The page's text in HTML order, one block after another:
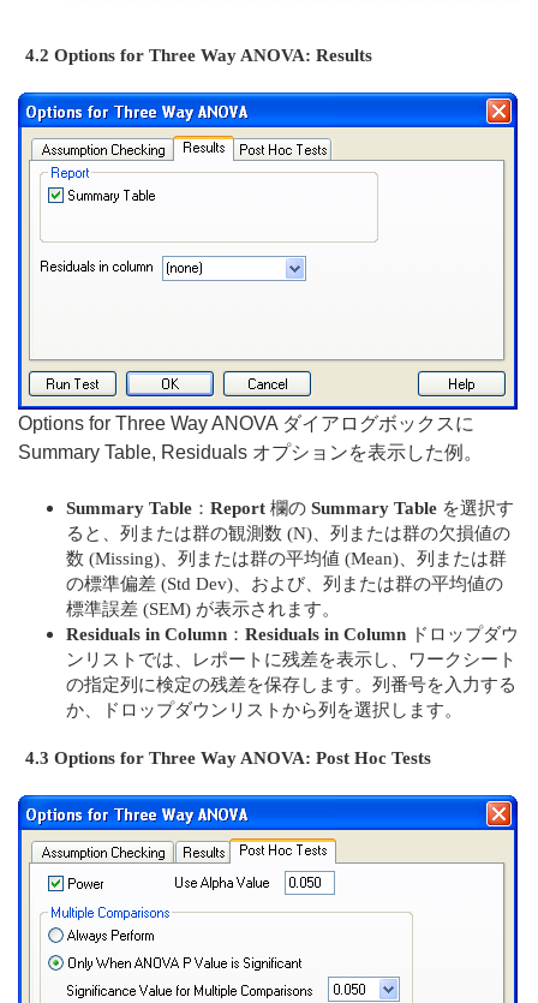
4.2 Options for Three Way ANOVA: Results
Options for Three Way ANOVA ダイアログボックスに
Summary Table, Residuals オプションを表示した例。
Summary Table ： Report 欄の Summary Table を選択す
ると、列または群の観測数 (N)、列または群の欠損値の
数 (Missing)、列または群の平均値 (Mean)、列または群
の標準偏差 (Std Dev)、および、列または群の平均値の
標準誤差 (SEM) が表示されます。
Residuals in Column ： Residuals in Column ドロップダウ
ンリストでは、レポートに残差を表示し、ワークシート
の指定列に検定の残差を保存します。列番号を入力する
か、ドロップダウンリストから列を選択します。
4.3 Options for Three Way ANOVA: Post Hoc Tests